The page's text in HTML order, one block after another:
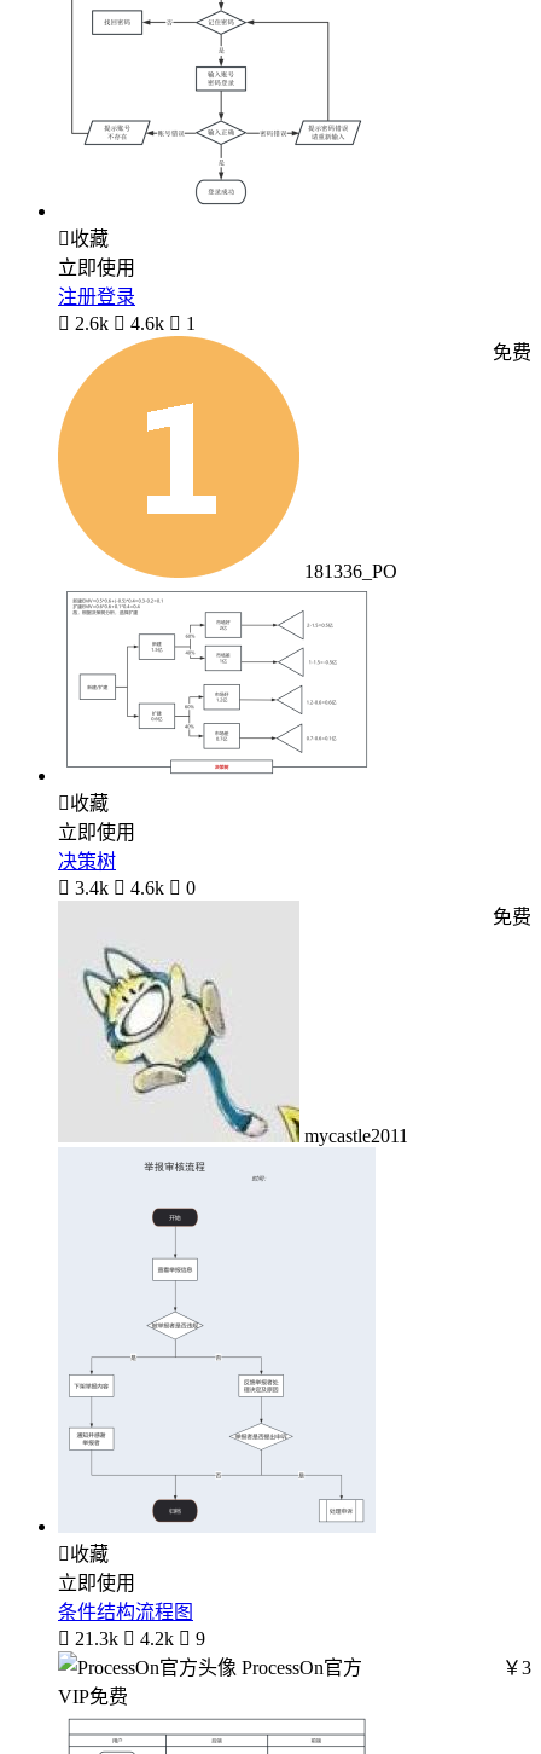
收藏
立即使用
注册登录
 2.6k  4.6k  1
181336_PO
免费
收藏
立即使用
决策树
 3.4k  4.6k  0
mycastle2011
免费
收藏
立即使用
条件结构流程图
 21.3k  4.2k  9
ProcessOn官方
￥3
VIP免费